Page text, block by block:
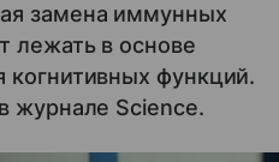
замена иммунных
лежать в основе
когнитивных функций.
журнале Science.